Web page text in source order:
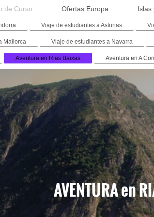
de Curso Ofertas Europa Islas
Viaje de estudiantes a Asturias
Mallorca Viaje de estudiantes a Navarra
Aventura en Rias Baixas Aventura en A
AVENTURA en